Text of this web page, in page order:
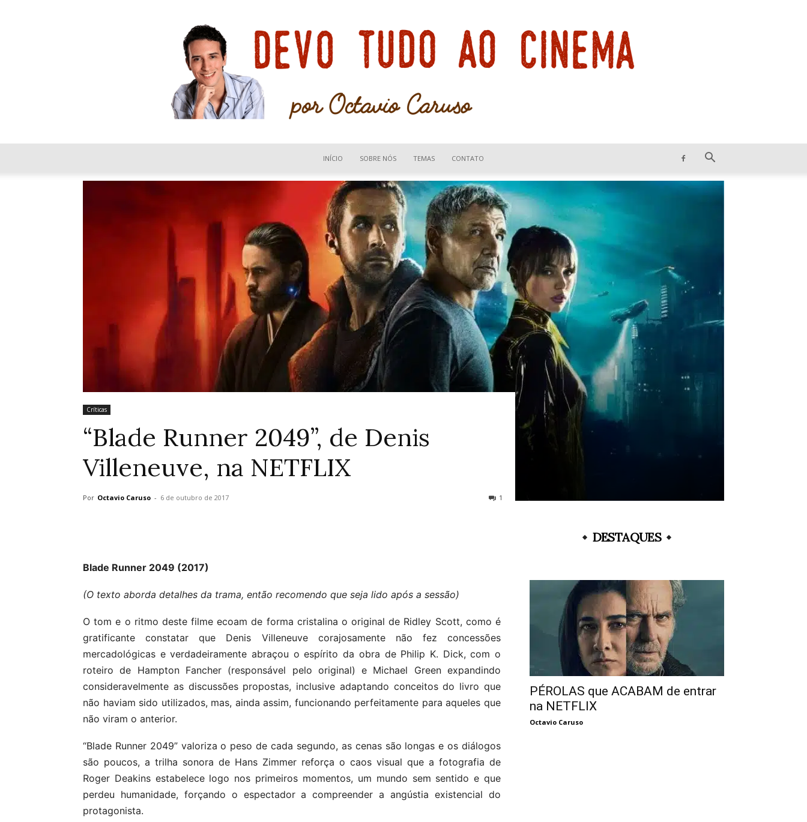
Devo
tudo
INÍCIO SOBRE NÓS TEMAS CONTATO
Críticas
“Blade Runner 2049”, de Denis
Villeneuve, na NETFLIX
Por Octavio Caruso - 6 de outubro de 2017 1
Blade Runner 2049 (2017)
(O texto aborda detalhes da trama, então recomendo que seja lido após a sessão)
O tom e o ritmo deste filme ecoam de forma cristalina o original de Ridley Scott, como é
gratificante constatar que Denis Villeneuve corajosamente não fez concessões
mercadológicas e verdadeiramente abraçou o espírito da obra de Philip K. Dick, com o
roteiro de Hampton Fancher (responsável pelo original) e Michael Green expandindo
consideravelmente as discussões propostas, inclusive adaptando conceitos do livro que
não haviam sido utilizados, mas, ainda assim, funcionando perfeitamente para aqueles que
não viram o anterior.
“Blade Runner 2049” valoriza o peso de cada segundo, as cenas são longas e os diálogos
são poucos, a trilha sonora de Hans Zimmer reforça o caos visual que a fotografia de
Roger Deakins estabelece logo nos primeiros momentos, um mundo sem sentido e que
perdeu humanidade, forçando o espectador a compreender a angústia existencial do
protagonista.
DESTAQUES
PÉROLAS que ACABAM de entrar
na NETFLIX
Octavio Caruso